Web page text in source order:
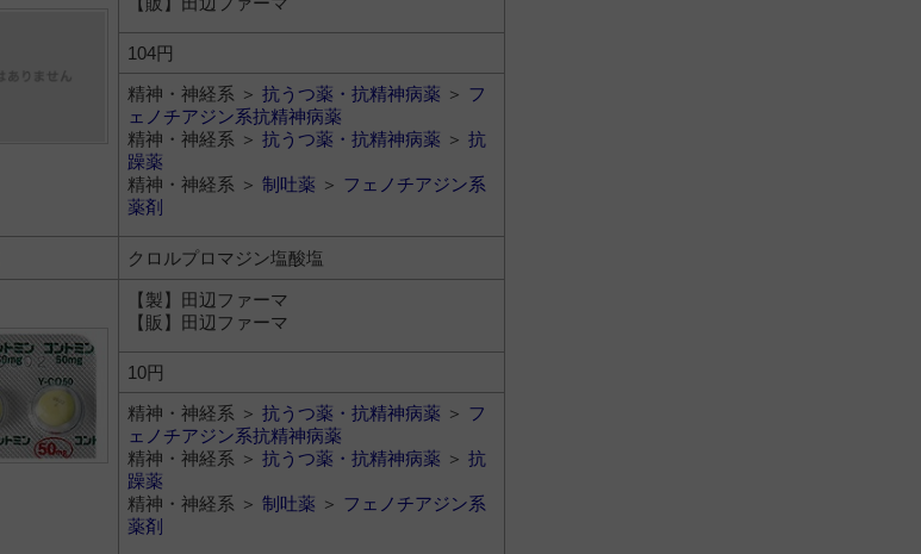
104円
精神・神経系 ＞ 抗うつ薬・抗精神病薬 ＞ フ
ェノチアジン系抗精神病薬
精神・神経系 ＞ 抗うつ薬・抗精神病薬 ＞ 抗
躁薬
精神・神経系 ＞ 制吐薬 ＞ フェノチアジン系
薬剤
クロルプロマジン塩酸塩
【製】田辺ファーマ
【販】田辺ファーマ
10円
精神・神経系 ＞ 抗うつ薬・抗精神病薬 ＞ フ
ェノチアジン系抗精神病薬
精神・神経系 ＞ 抗うつ薬・抗精神病薬 ＞ 抗
躁薬
精神・神経系 ＞ 制吐薬 ＞ フェノチアジン系
薬剤